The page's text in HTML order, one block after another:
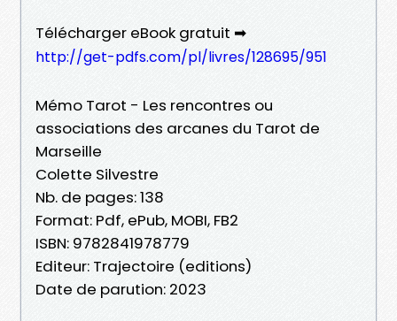
Télécharger eBook gratuit ➡
http://get-pdfs.com/pl/livres/128695/951
Mémo Tarot - Les rencontres ou
associations des arcanes du Tarot de
Marseille
Colette Silvestre
Nb. de pages: 138
Format: Pdf, ePub, MOBI, FB2
ISBN: 9782841978779
Editeur: Trajectoire (editions)
Date de parution: 2023